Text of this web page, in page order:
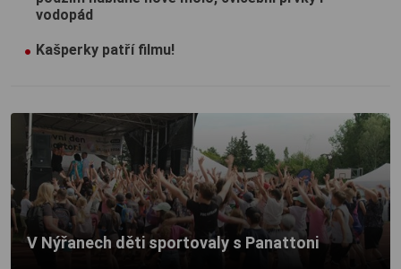
vodopád
Kašperky patří filmu!
V Nýřanech děti sportovaly s Panattoni